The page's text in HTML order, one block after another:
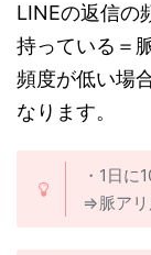
LINEの返信の
持っている＝
頻度が低い場
なります。
・1日に
⇒脈アリ